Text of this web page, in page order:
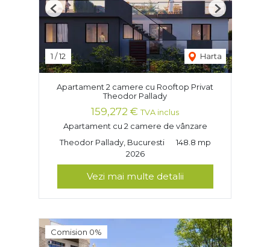
1 /12 Harta
Previous Next
Apartament 2 camere cu Rooftop Privat
Theodor Pallady
159,272 € TVA inclus
Apartament cu 2 camere de vânzare
Theodor Pallady, Bucuresti
148.8 mp
2026
Vezi mai multe detalii
Comision 0%